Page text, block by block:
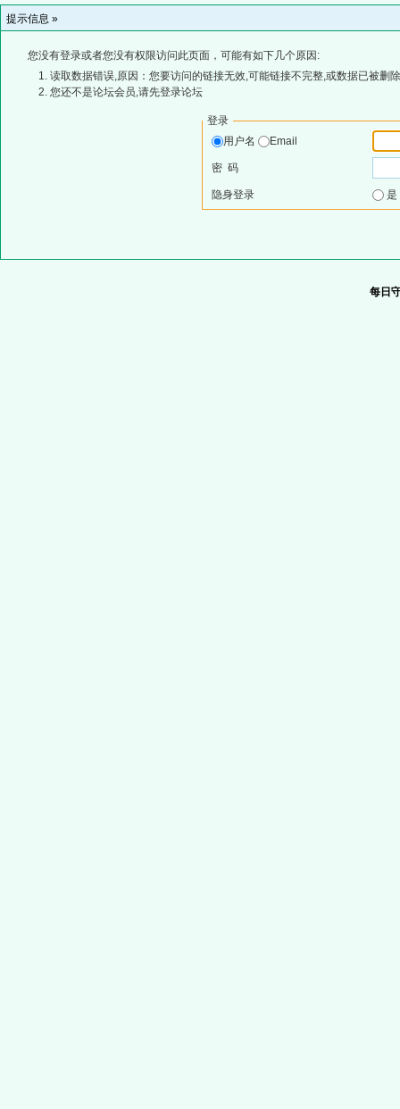
提示信息 »
您没有登录或者您没有权限访问此页面，可能有如下几个原因:
读取数据错误,原因：您要访问的链接无效,可能链接不完整,或数据已被删
您还不是论坛会员,请先登录论坛
登录
用户名
Email
密 码
隐身登录
每日